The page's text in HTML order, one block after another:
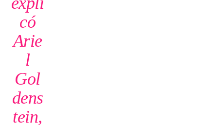
có
Arie
l
Gol
dens
tein,